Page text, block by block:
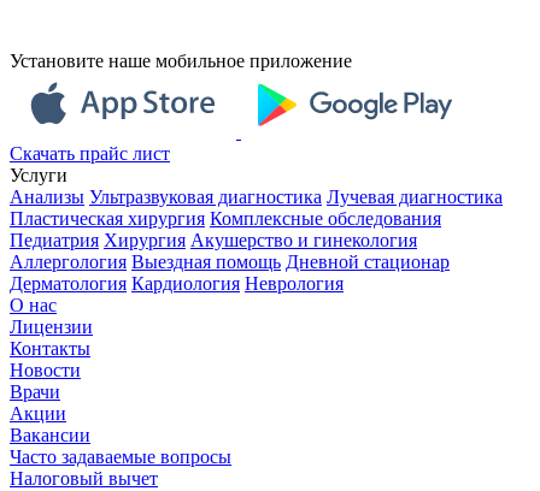
Установите наше мобильное приложение
Скачать прайс лист
Услуги
Анализы Ультразвуковая диагностика Лучевая диагностика
Пластическая хирургия Комплексные обследования
Педиатрия Хирургия Акушерство и гинекология
Аллергология Выездная помощь Дневной стационар
Дерматология Кардиология Неврология
О нас
Лицензии
Контакты
Новости
Врачи
Акции
Вакансии
Часто задаваемые вопросы
Налоговый вычет